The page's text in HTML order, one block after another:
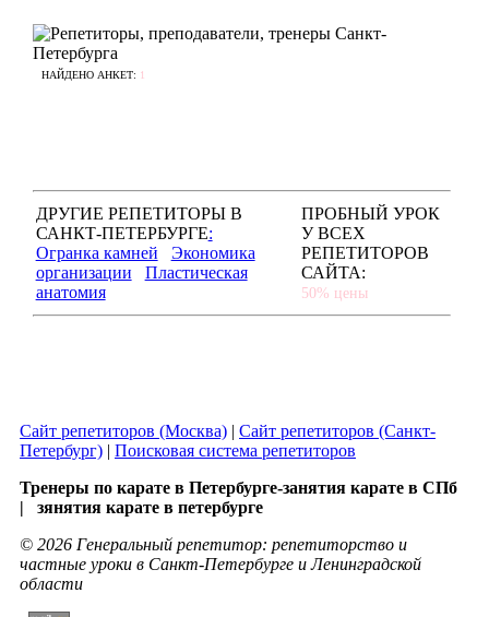
НАЙДЕНО АНКЕТ: 1
ДРУГИЕ РЕПЕТИТОРЫ В
САНКТ-ПЕТЕРБУРГЕ:
Огранка камней
Экономика
организации
Пластическая
анатомия
ПРОБНЫЙ УРОК
У ВСЕХ
РЕПЕТИТОРОВ
САЙТА:
50% цены
Сайт репетиторов (Москва) | Сайт репетиторов (Санкт-
Петербург) | Поисковая система репетиторов
Тренеры по карате в Петербурге-занятия карате в СПб
| зянятия карате в петербурге
© 2026 Генеральный репетитор: репетиторство и
частные уроки в Санкт-Петербурге и Ленинградской
области